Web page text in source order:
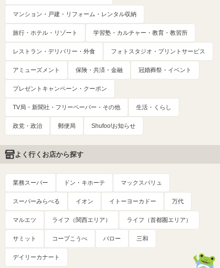
マンション・戸建・リフォーム・レンタル収納
旅行・ホテル・リゾート 学習塾・カルチャー・教育・教習所
レストラン・デリバリー・外食 フォトスタジオ・プリントサービス
アミューズメント 保険・共済・金融 冠婚葬祭・イベント
プレゼントキャンペーン・クーポン
TV局・新聞社・フリーペーパー・その他 生活・くらし
政党・政治 郵便局 Shufoo!お知らせ
よく行くお店から探す
業務スーパー ドン・キホーテ マックスバリュ
スーパーみらべる イオン イトーヨーカドー 万代
マルエツ ライフ（関西エリア） ライフ（首都圏エリア）
サミット コープこうべ バロー 三和
デイリーカナート